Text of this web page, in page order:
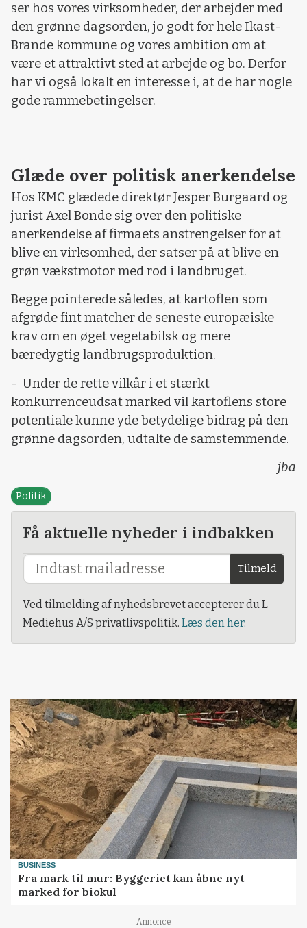
ser hos vores virksomheder, der arbejder med
den grønne dagsorden, jo godt for hele Ikast-
Brande kommune og vores ambition om at
være et attraktivt sted at arbejde og bo. Derfor
har vi også lokalt en interesse i, at de har nogle
gode rammebetingelser.
Glæde over politisk anerkendelse
Hos KMC glædede direktør Jesper Burgaard og
jurist Axel Bonde sig over den politiske
anerkendelse af firmaets anstrengelser for at
blive en virksomhed, der satser på at blive en
grøn vækstmotor med rod i landbruget.
Begge pointerede således, at kartoflen som
afgrøde fint matcher de seneste europæiske
krav om en øget vegetabilsk og mere
bæredygtig landbrugsproduktion.
- Under de rette vilkår i et stærkt
konkurrenceudsat marked vil kartoflens store
potentiale kunne yde betydelige bidrag på den
grønne dagsorden, udtalte de samstemmende.
jba
Politik
Få aktuelle nyheder i indbakken
Tilmeld
Ved tilmelding af nyhedsbrevet accepterer du L-
Mediehus A/S privatlivspolitik. Læs den her.
BUSINESS
Fra mark til mur: Byggeriet kan åbne nyt
marked for biokul
Annonce